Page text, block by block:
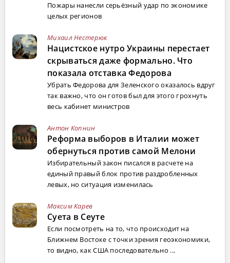
Пожары нанесли серьёзный удар по экономике
целых регионов
Михаил Нестерюк
Нацистское нутро Украины перестает
скрываться даже формально. Что
показала отставка Федорова
Убрать Федорова для Зеленского оказалось вдруг
так важно, что он готов был для этого грохнуть
весь кабинет министров
Антон Копнин
Реформа выборов в Италии может
обернуться против самой Мелони
Избирательный закон писался в расчете на
единый правый блок против раздробленных
левых, но ситуация изменилась
Максим Карев
Суета в Сеуте
Если посмотреть на то, что происходит на
Ближнем Востоке с точки зрения геоэкономики,
то видно, как США последовательно ...